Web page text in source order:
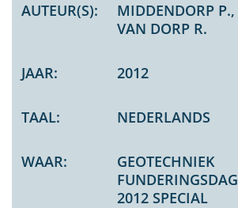
AUTEUR(S):
MIDDENDORP P.,
VAN DORP R.
JAAR: 2012
TAAL: NEDERLANDS
WAAR:
GEOTECHNIEK
FUNDERINGSDAG
2012 SPECIAL